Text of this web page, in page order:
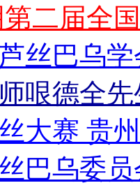
二届全
丝巴乌
哏德全先
大赛 贵
巴乌委